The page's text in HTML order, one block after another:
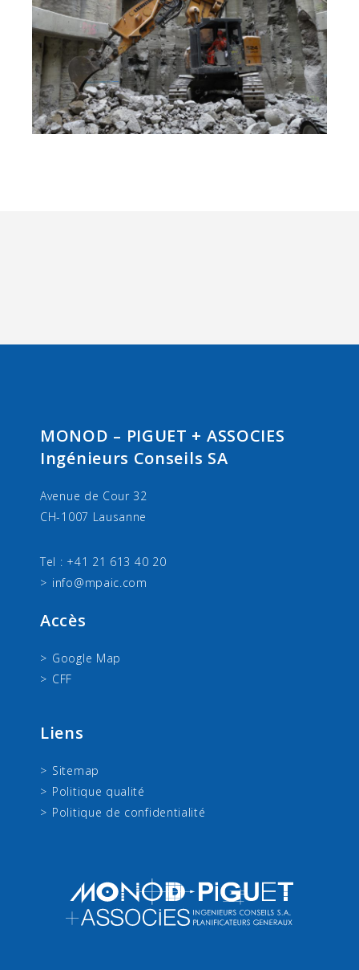
MONOD – PIGUET + ASSOCIES
Ingénieurs Conseils SA
Avenue de Cour 32
CH-1007 Lausanne
Tel : +41 21 613 40 20
info@mpaic.com
Accès
Google Map
CFF
Liens
Sitemap
Politique qualité
Politique de confidentialité